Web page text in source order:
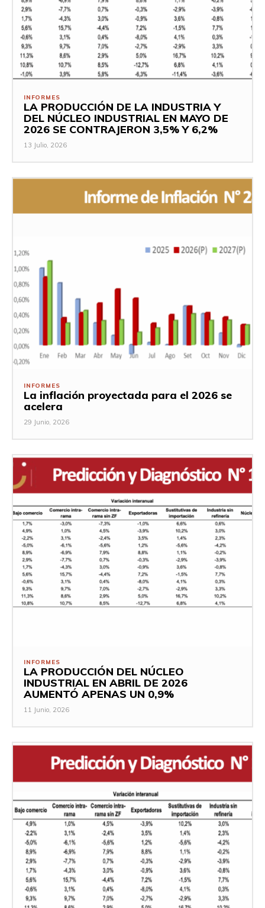
INFORMES
LA PRODUCCIÓN DE LA INDUSTRIA Y
DEL NÚCLEO INDUSTRIAL EN MAYO DE
2026 SE CONTRAJERON 3,5% Y 6,2%
13 Julio, 2026
INFORMES
La inflación proyectada para el 2026 se
acelera
29 Junio, 2026
INFORMES
LA PRODUCCIÓN DEL NÚCLEO
INDUSTRIAL EN ABRIL DE 2026
AUMENTÓ APENAS UN 0,9%
11 Junio, 2026